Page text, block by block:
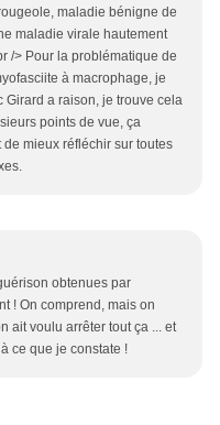
maladie bénigne de
maladie virale hautement
/> Pour la problématique de
à macrophage, je
Girard a raison, je trouve cela
points de vue, ça
mieux réfléchir sur toutes
obtenues par
! On comprend, mais on
ait voulu arrêter tout ça ... et
ce que je constate !